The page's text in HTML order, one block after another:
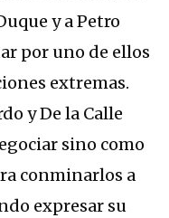
y a Petro
por uno de ellos
extremas.
y De la Calle
sino como
conminarlos a
expresar su